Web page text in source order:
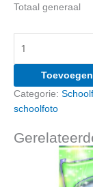
Totaal generaal
027
Categorie:
schoolfoto